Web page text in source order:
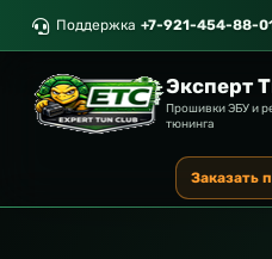
Поддержка +7-921-454-88-
Эксперт
Прошивки ЭБУ и
тюнинга
Заказать